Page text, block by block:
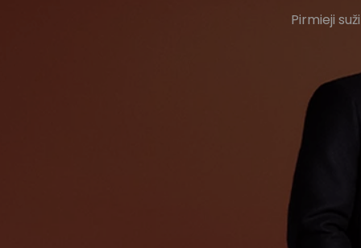
Pirmieji